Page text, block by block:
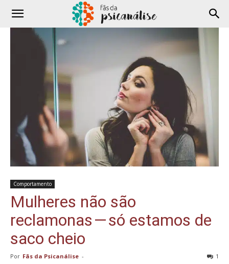
Comportamento
Mulheres não são
reclamonas — só estamos de
saco cheio
Por Fãs da Psicanálise - 1